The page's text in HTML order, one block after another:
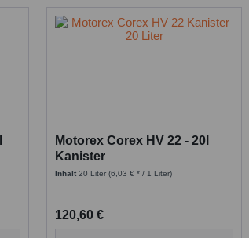
Motorex Corex HV 22 - 20l
Kanister
Inhalt 20 Liter (6,03 € * / 1 Liter)
120,60 €